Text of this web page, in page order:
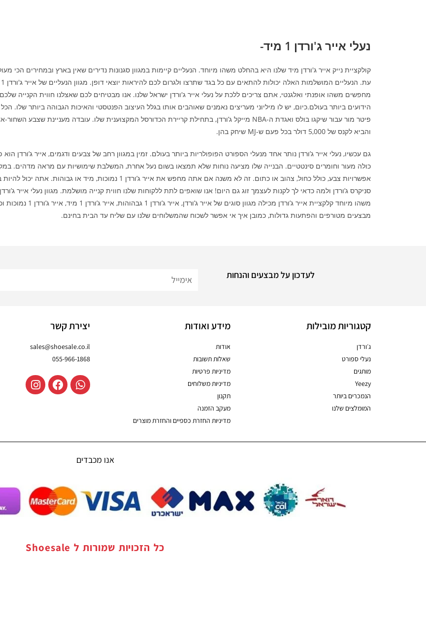
נעלי אייר ג'ורדן 1 מיד-
מחפשים משהו אופנתי ואלגנטי, אתם צריכים ללכת על נעלי אייר ג'ורדן ישראל שלנו. אנו מבטיחים לכם שאצלנו חווית הקנייה
והביא לקנס של 5,000 דולר בכל פעם ש-MJ שיחק בהן.
גם עכשיו, נעלי אייר ג’ורדן נותר אחד מנעלי הספורט הפופולריות ביותר בעולם. זמין במגוון רחב של צבעים ודגמים, אייר ג’ורדן
אפשרויות צבע, כולל כחול, צהוב או כתום. זה לא משנה אם אתה מחפש את
סניקרס ג’ורדן ולמה כדאי לך לקנות לעצמך זוג גם היום! אנו שואפים לתת ללקוחות שלנו חווית קנייה מושלמת. מגוון נעלי אייר ג’ורדן 1 גבוהות למכירה.
מבצעים מטורפים והפתעות גדולות, כמובן איך אי אפשר לשכוח שהמשלוחים שלנו עם שליח עד הבית בחינם.
לעדכון על מבצעים והנחות
קטגוריות מובילות
ג׳ורדן
נעלי ספורט
מותגים
Yeezy
הנמכרים ביותר
המומלצים שלנו
מידע ואודות
אודות
שאלות תשובות
מדיניות פרטיות
מדיניות משלוחים
תקנון
מעקב הזמנה
מדיניות החזרת כספיים והחזרת מוצרים
יצירת קשר
sales@shoesale.co.il
055-966-1868
אנו מכבדים
כל הזכויות שמורות ל Shoesale